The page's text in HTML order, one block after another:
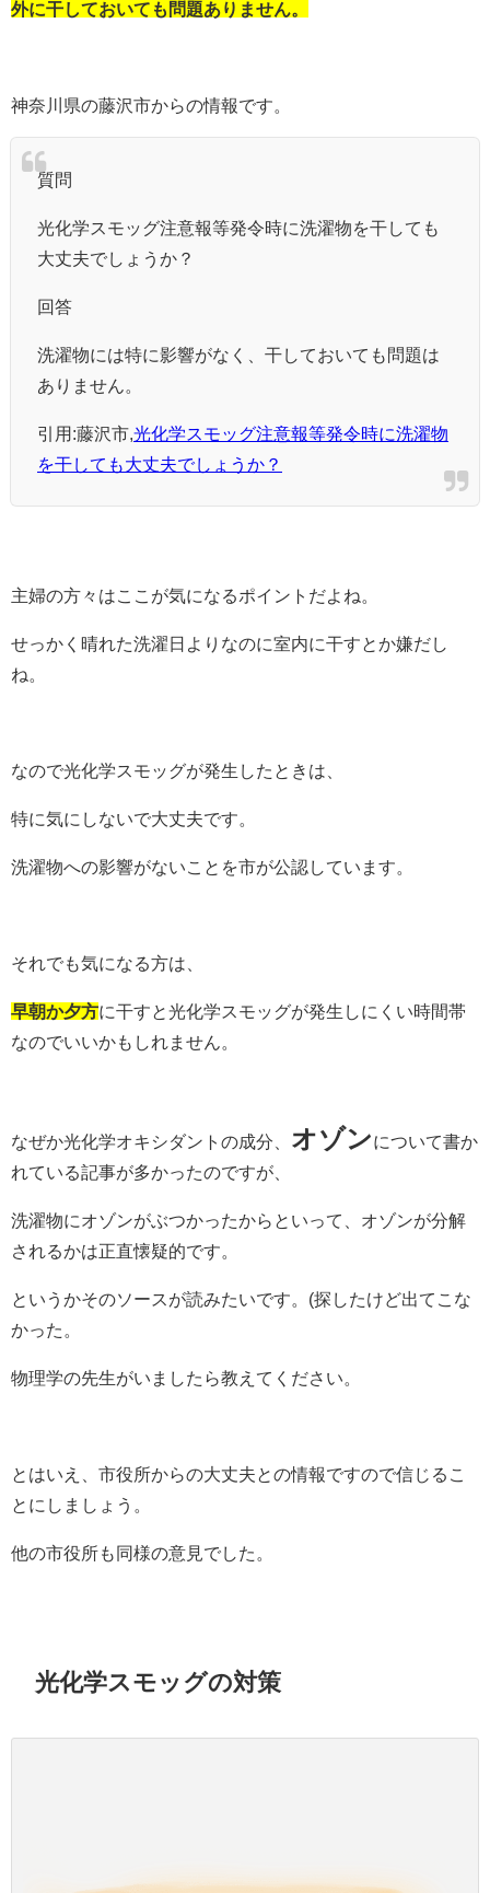
外に干しておいても問題ありません。
神奈川県の藤沢市からの情報です。
質問
光化学スモッグ注意報等発令時に洗濯物を干しても
大丈夫でしょうか？
回答
洗濯物には特に影響がなく、干しておいても問題は
ありません。
引用:藤沢市, 光化学スモッグ注意報等発令時に洗濯物
を干しても大丈夫でしょうか？
主婦の方々はここが気になるポイントだよね。
せっかく晴れた洗濯日よりなのに室内に干すとか嫌だし
ね。
なので光化学スモッグが発生したときは、
特に気にしないで大丈夫です。
洗濯物への影響がないことを市が公認しています。
それでも気になる方は、
早朝か夕方に干すと光化学スモッグが発生しにくい時間帯
なのでいいかもしれません。
なぜか光化学オキシダントの成分、 オゾンについて書か
れている記事が多かったのですが、
洗濯物にオゾンがぶつかったからといって、オゾンが分解
されるかは正直懐疑的です。
というかそのソースが読みたいです。(探したけど出てこな
かった。
物理学の先生がいましたら教えてください。
とはいえ、市役所からの大丈夫との情報ですので信じるこ
とにしましょう。
他の市役所も同様の意見でした。
光化学スモッグの対策